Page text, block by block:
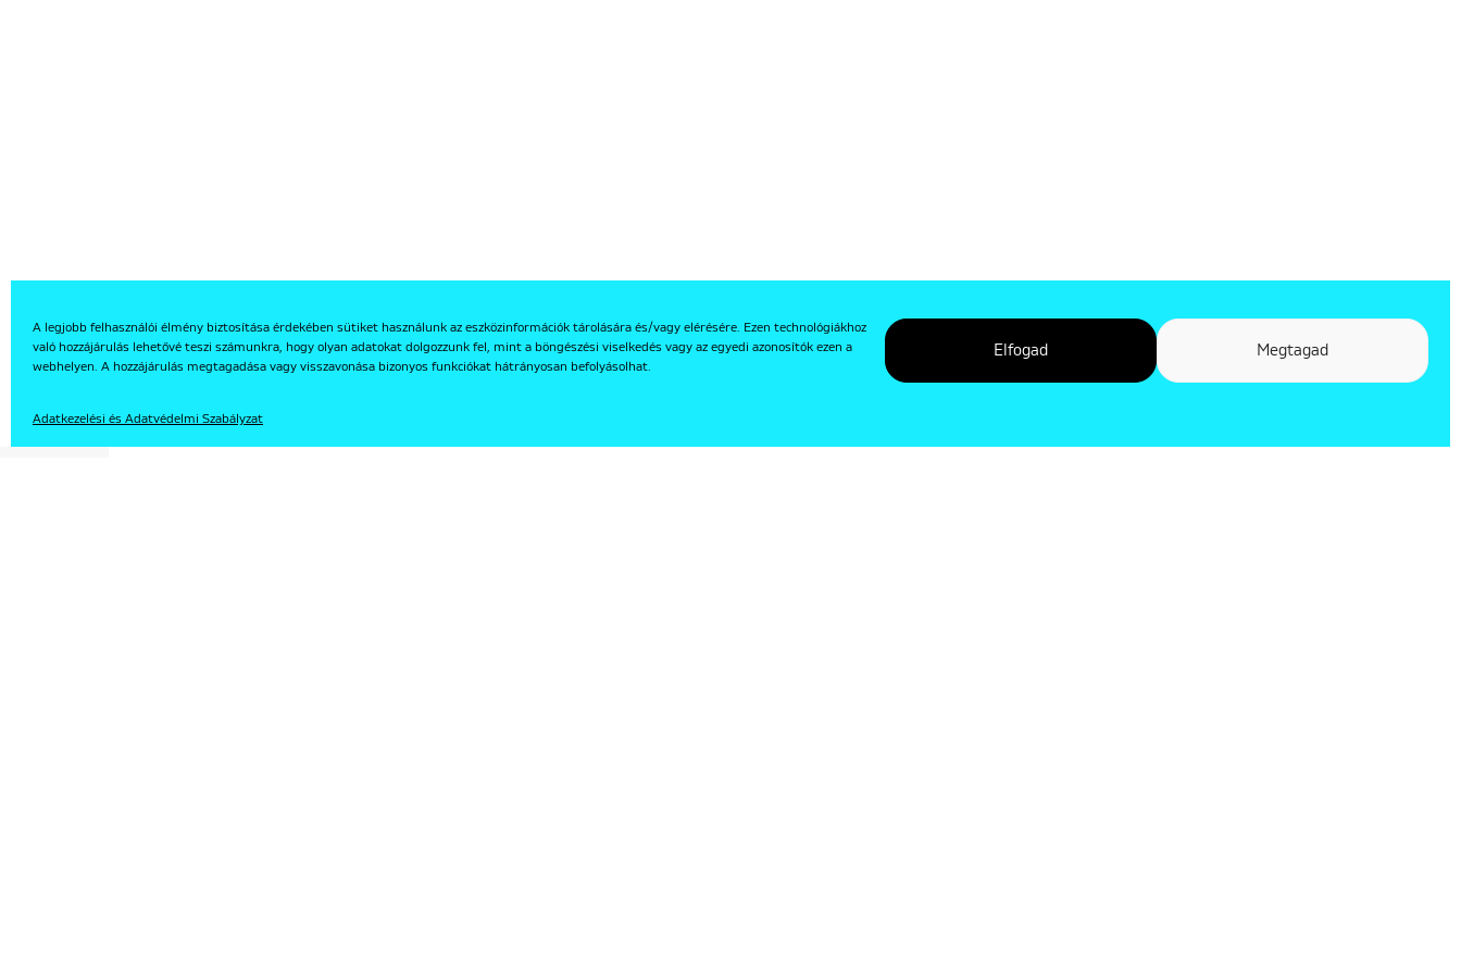
A legjobb felhasználói élmény biztosítása érdekében sütiket használunk az eszközinformációk tárolására és/vagy elérésére. Ezen technológiákhoz
való hozzájárulás lehetővé teszi számunkra, hogy olyan adatokat dolgozzunk fel, mint a böngészési viselkedés vagy az egyedi azonosítók ezen a
webhelyen. A hozzájárulás megtagadása vagy visszavonása bizonyos funkciókat hátrányosan befolyásolhat.
Elfogad Megtagad
Adatkezelési és Adatvédelmi Szabályzat
EN